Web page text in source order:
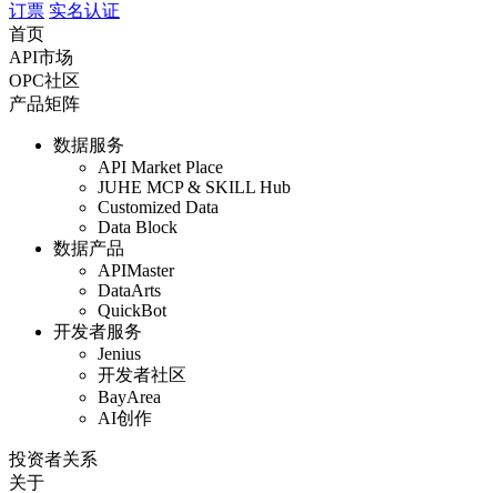
订票 实名认证
首页
API市场
OPC社区
产品矩阵
数据服务
API Market Place
JUHE MCP & SKILL Hub
Customized Data
Data Block
数据产品
APIMaster
DataArts
QuickBot
开发者服务
Jenius
开发者社区
BayArea
AI创作
投资者关系
关于